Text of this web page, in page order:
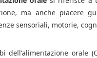
ma anche piacere
sensoriali, motorie,
dell'alimentazione orale